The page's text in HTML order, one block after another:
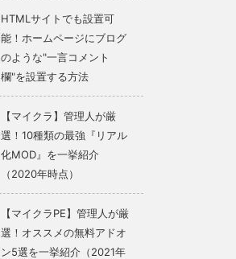
HTMLサイトでも設置可
能！ホームページにブログ
のような"一言コメント
欄"を設置する方法
【マイクラ】管理人が厳
選！10種類の最強『リアル
化MOD』を一挙紹介
（2020年時点）
【マイクラPE】管理人が厳
選！オススメの無料アドオ
ン5選を一挙紹介（2021年